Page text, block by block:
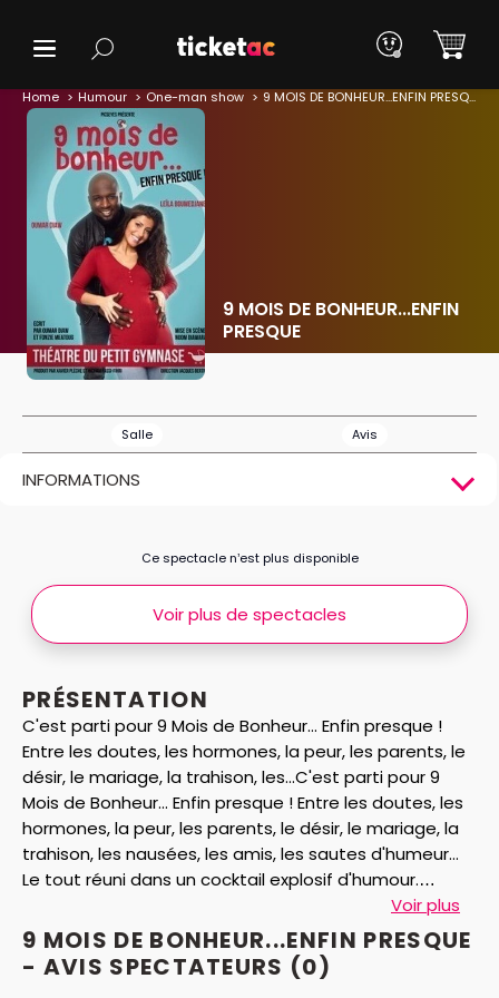
Home Humour One-man show 9 MOIS DE BONHEUR...ENFIN PRESQUE
9 MOIS DE BONHEUR...ENFIN
PRESQUE
Salle Avis
INFORMATIONS
PRÉSENTATION
C'est parti pour 9 Mois de Bonheur... Enfin presque !
Entre les doutes, les hormones, la peur, les parents, le
désir, le mariage, la trahison, les...C'est parti pour 9
Mois de Bonheur... Enfin presque ! Entre les doutes, les
hormones, la peur, les parents, le désir, le mariage, la
trahison, les nausées, les amis, les sautes d'humeur...
Le tout réuni dans un cocktail explosif d'humour.
9 mois de bonheur… enfin presque !: un cocktail
d'humour !
9 mois de bonheur... enfin presque ! est la nouvelle
Voir plus
Ce spectacle n’est plus disponible
Voir plus de spectacles
9 MOIS DE BONHEUR...ENFIN PRESQUE
- AVIS SPECTATEURS (0)